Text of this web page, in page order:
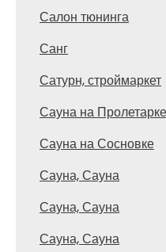
Салон тюнинга
Санг
Сатурн, строймаркет
Сауна на Пролетарке
Сауна на Сосновке
Сауна, Сауна
Сауна, Сауна
Сауна, Сауна